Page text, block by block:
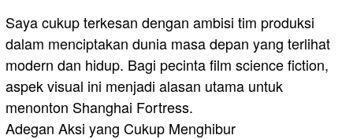
Saya cukup terkesan dengan ambisi tim produksi
dalam menciptakan dunia masa depan yang terlihat
modern dan hidup. Bagi pecinta film science fiction,
aspek visual ini menjadi alasan utama untuk
menonton Shanghai Fortress.
Adegan Aksi yang Cukup Menghibur